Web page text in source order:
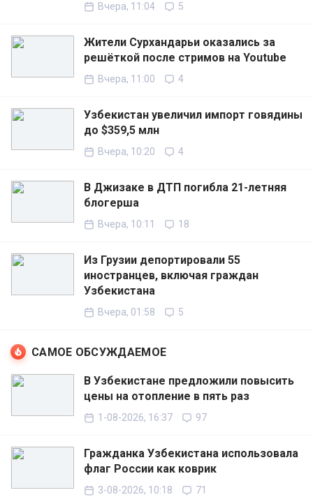
Вчера, 11:04 5
Жители Сурхандарьи оказались за
решёткой после стримов на Youtube
Вчера, 11:00 4
Узбекистан увеличил импорт говядины
до $359,5 млн
Вчера, 10:20 4
В Джизаке в ДТП погибла 21-летняя
блогерша
Вчера, 10:11 18
Из Грузии депортировали 55
иностранцев, включая граждан
Узбекистана
Вчера, 01:58 5
САМОЕ ОБСУЖДАЕМОЕ
В Узбекистане предложили повысить
цены на отопление в пять раз
1-08-2026, 16:37 97
Гражданка Узбекистана использовала
флаг России как коврик
3-08-2026, 10:18 71